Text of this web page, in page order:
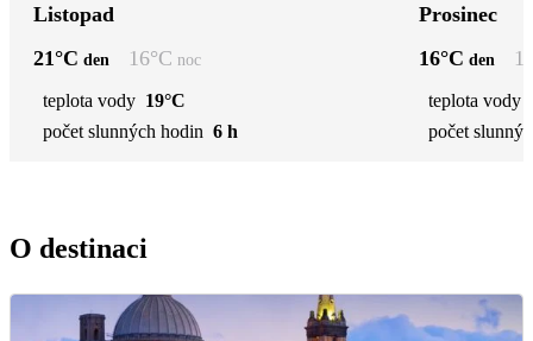
Listopad
21°C den 16°C noc
teplota vody 19°C
počet slunných hodin 6 h
Prosinec
16°C den
teplota vody
počet
O destinaci